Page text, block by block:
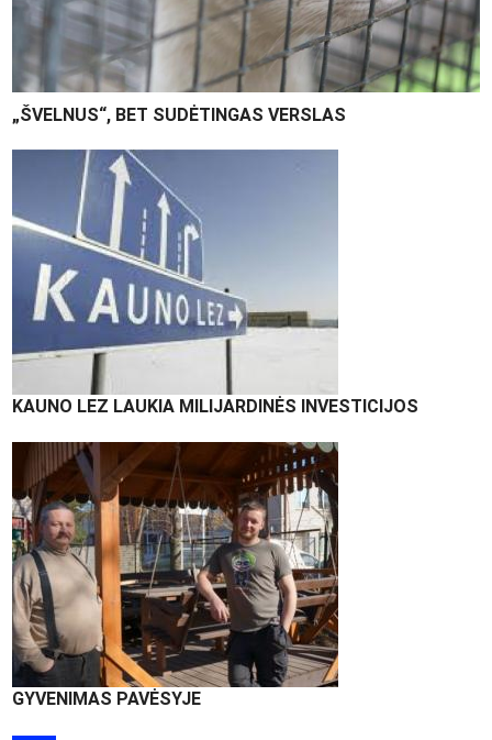
„ŠVELNUS“, BET SUDĖTINGAS VERSLAS
KAUNO LEZ LAUKIA MILIJARDINĖS INVESTICIJOS
GYVENIMAS PAVĖSYJE